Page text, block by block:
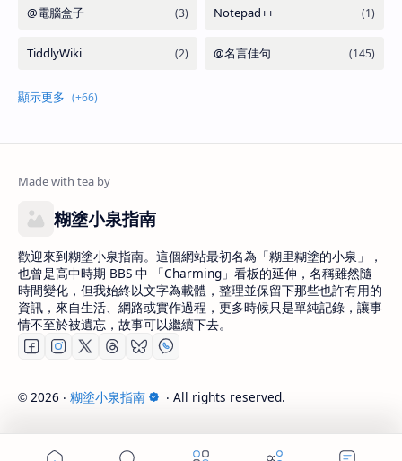
糊塗小泉指南
歡迎來到糊塗小泉指南。這個網站最初名為「糊里糊塗的小泉」，
也曾是高中時期 BBS 中 「Charming」看板的延伸，名稱雖然隨
時間變化，但我始終以文字為載體，整理並保留下那些也許有用的
資訊，來自生活、網路或實作過程，更多時候只是單純記錄，讓事
情不至於被遺忘，故事可以繼續下去。
© 2026 ‧ 糊塗小泉指南 ‧ All rights reserved.